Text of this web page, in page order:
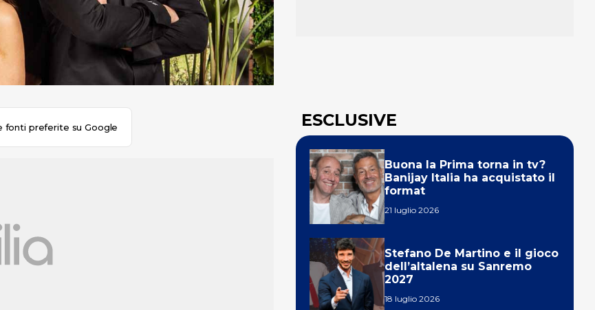
fonti preferite su Google ESCLUSIVE
Buona la Prima torna in tv?
Banijay Italia ha acquistato il
format
21 luglio 2026
Stefano De Martino e il gioco
dell’altalena su Sanremo
2027
18 luglio 2026